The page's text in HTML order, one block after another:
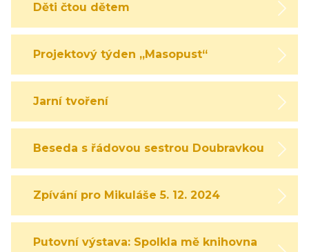
Děti čtou dětem
Projektový týden „Masopust“
Jarní tvoření
Beseda s řádovou sestrou Doubravkou
Zpívání pro Mikuláše 5. 12. 2024
Putovní výstava: Spolkla mě knihovna